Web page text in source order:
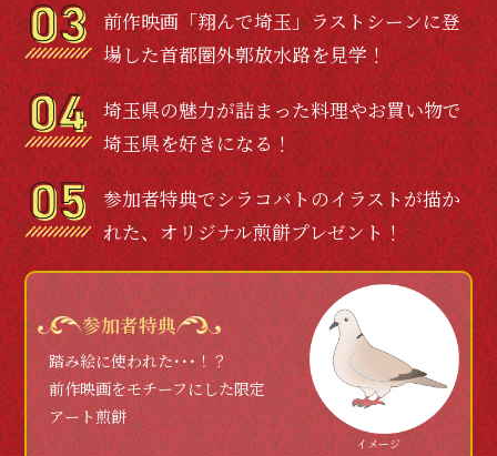
前作映画「翔んで埼玉」ラストシーンに登
場した首都圏外郭放水路を見学！
埼玉県の魅力が詰まった料理やお買い物で
埼玉県を好きになる！
参加者特典でシラコバトのイラストが描か
れた、オリジナル煎餅プレゼント！
参加者特典
踏み絵に使われた･･･！？
前作映画をモチーフにした限定
アート煎餅
イメージ